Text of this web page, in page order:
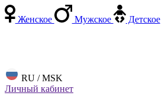
Женское Мужское Детское
RU / MSK
Личный кабинет